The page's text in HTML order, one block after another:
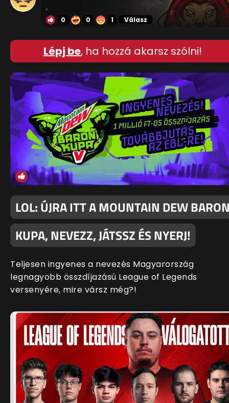
.
0 0 1 Válasz
Lépj be, ha hozzá akarsz szólni!
LOL: ÚJRA ITT A MOUNTAIN DEW
KUPA, NEVEZZ, JÁTSSZ ÉS NYERJ!
Teljesen ingyenes a nevezés Magyarország
legnagyobb összdíjazású League of Legends
versenyére, mire vársz még?!